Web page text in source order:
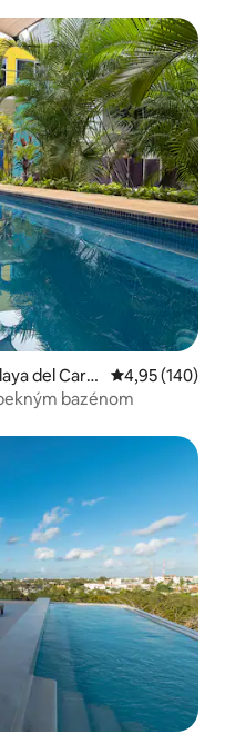
del Carm
Priemerné
4,95 (140)
bazénom